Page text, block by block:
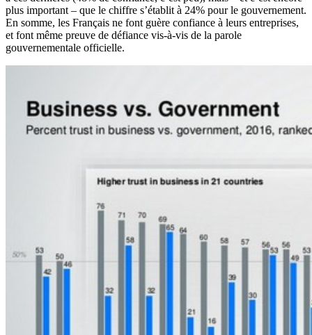
plus important – que le chiffre s’établit à 24% pour le gouvernement.
En somme, les Français ne font guère confiance à leurs entreprises,
et font même preuve de défiance vis-à-vis de la parole
gouvernementale officielle.